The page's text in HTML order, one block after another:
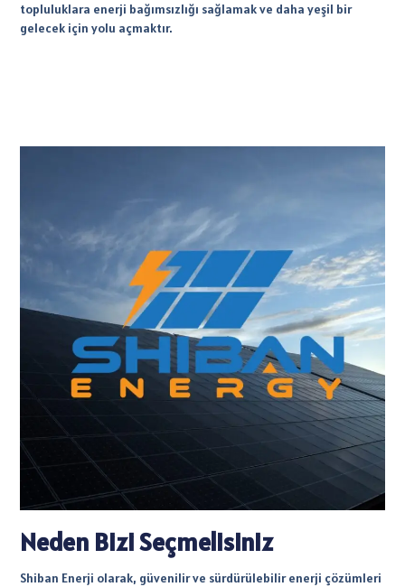
topluluklara enerji bağımsızlığı sağlamak ve daha yeşil bir
gelecek için yolu açmaktır.
Neden Bizi Seçmelisiniz
Shiban Enerji olarak, güvenilir ve sürdürülebilir enerji çözümleri